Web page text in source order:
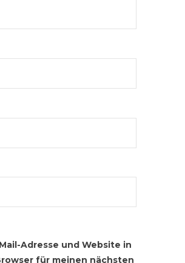
Adresse und Website in
für meinen nächsten